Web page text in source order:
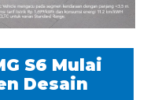
S6 Mulai
Desain